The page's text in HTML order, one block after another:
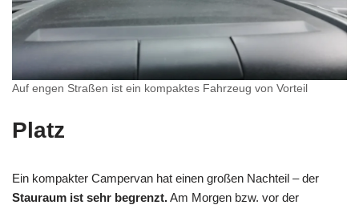
Auf engen Straßen ist ein kompaktes Fahrzeug von Vorteil
Platz
Ein kompakter Campervan hat einen großen Nachteil – der
Stauraum ist sehr begrenzt.Am Morgen bzw. vor der